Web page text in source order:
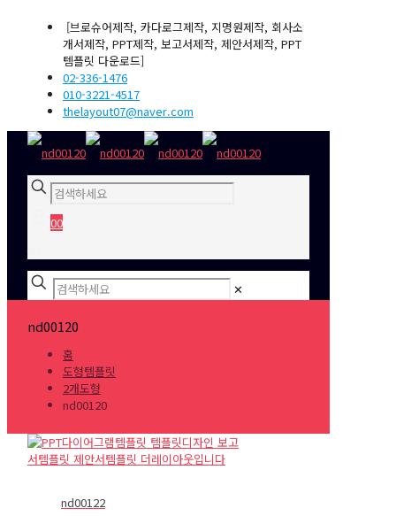
[브로슈어제작, 카다로그제작, 지명원제작, 회사소
개서제작, PPT제작, 보고서제작, 제안서제작, PPT
템플릿 다운로드]
02-336-1476
010-3221-4517
thelayout07@naver.com
00
✕
nd00120
홈
도형템플릿
2개도형
nd00120
nd00122